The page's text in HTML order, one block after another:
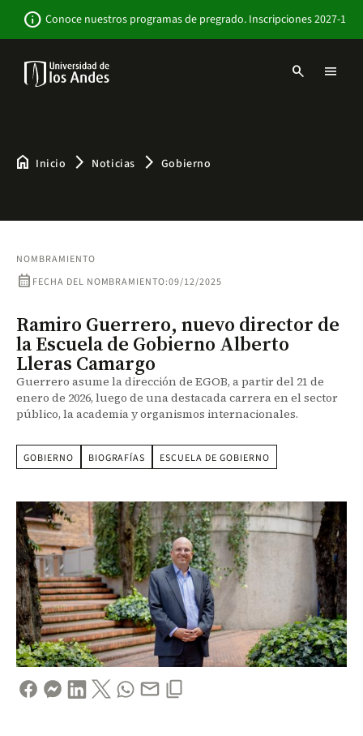
contenido
info Conoce nuestros programas de pregrado. Inscripciones 2027-1
search menu
home Inicio arrow_forward_ios Noticias arrow_forward_ios Gobierno
NOMBRAMIENTO
calendar_month FECHA DEL NOMBRAMIENTO:09/12/2025
Ramiro Guerrero, nuevo director de
la Escuela de Gobierno Alberto
Lleras Camargo
Guerrero asume la dirección de EGOB, a partir del 21 de
enero de 2026, luego de una destacada carrera en el sector
público, la academia y organismos internacionales.
GOBIERNO BIOGRAFÍAS ESCUELA DE GOBIERNO